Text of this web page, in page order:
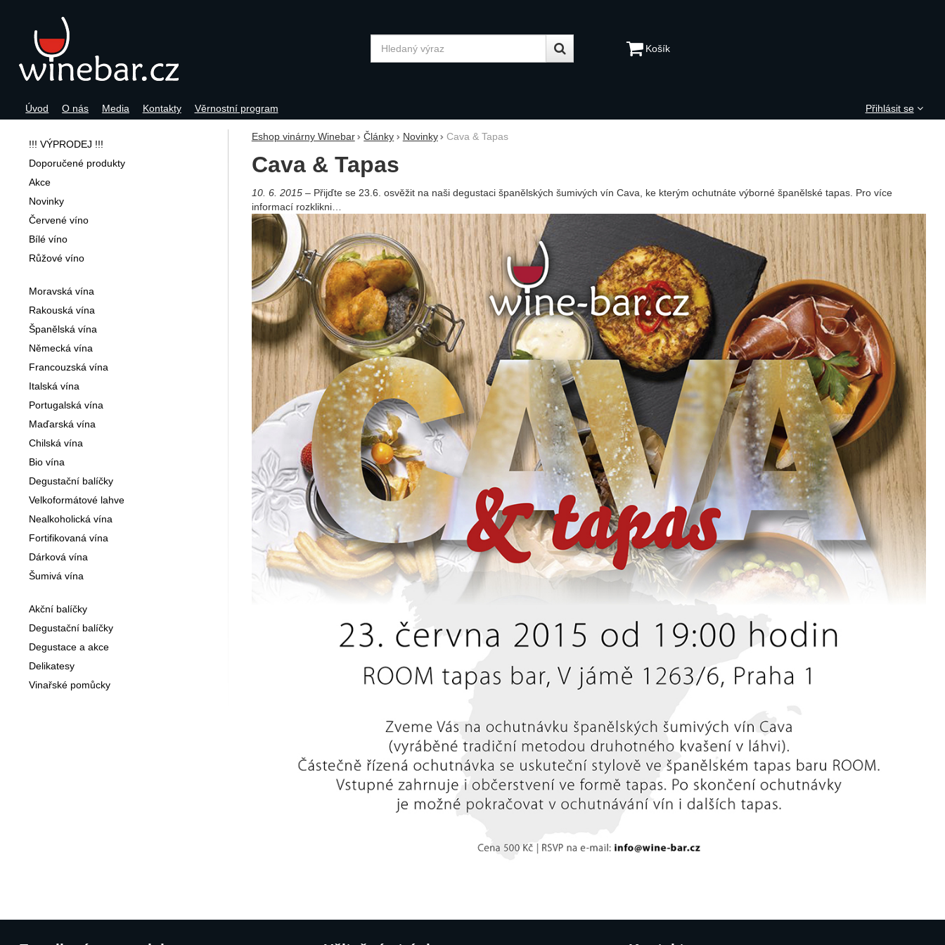
Eshop vinárny Winebar Články Novinky Cava & Tapas
Cava & Tapas
10. 6. 2015
Přijďte se 23.6. osvěžit na naši degustaci špa­nělských šumivých vín Cava, ke kterým ochutnáte výborné španělské tapas. Pro více
informací rozklikni…
!!! VÝPRODEJ !!!
Doporučené produkty
Akce
Novinky
Červené víno
Bílé víno
Růžové víno
Moravská vína
Rakouská vína
Španělská vína
Německá vína
Francouzská vína
Italská vína
Portugalská vína
Maďarská vína
Chilská vína
Bio vína
Degustační balíčky
Velkoformátové lahve
Nealkoholická vína
Fortifikovaná vína
Dárková vína
Šumivá vína
Akční balíčky
Degustační balíčky
Degustace a akce
Delikatesy
Vinařské pomůcky
Navigace
Úvod O nás Media Kontakty Věrnostní program Přihlásit se
Vyhledávání Košík